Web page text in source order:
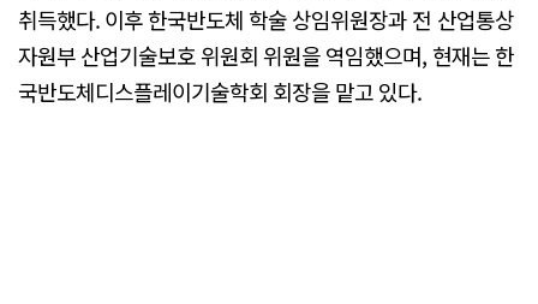
취득했다. 이후 한국반도체 학술 상임위원장과 전 산업통상
자원부 산업기술보호 위원회 위원을 역임했으며, 현재는 한
국반도체디스플레이기술학회 회장을 맡고 있다.